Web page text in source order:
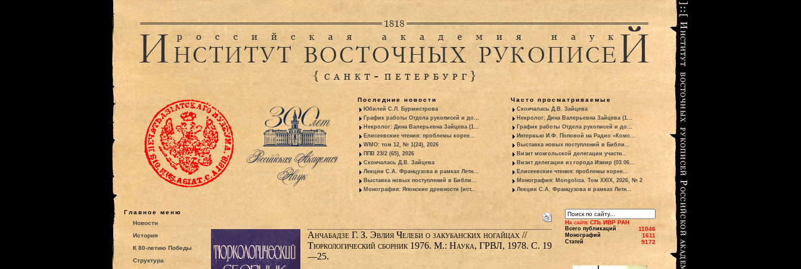
Последние новости
Юбилей С.Л. Бурмистрова
График работы Отдела рукописей и до...
Некролог: Дина Валерьевна Зайцева (1...
Елисеевские чтения: проблемы корее...
WMO: том 12, № 1(24), 2026
ППВ 23/2 (65), 2026
Скончалась Д.В. Зайцева
Лекции С.А. Французова в рамках Летн...
Выставка новых поступлений в Библи...
Монография: Японские древности (ист...
Часто просматриваемые
Скончалась Д.В. Зайцева
Некролог: Дина Валерьевна Зайцева (1...
График работы Отдела рукописей и до...
Интервью И.Ф. Поповой на Радио «Комс...
Выставка новых поступлений в Библи...
Визит монгольской делегации участн...
Визит делегации из города Измир (03.06...
Елисеевские чтения: проблемы корее...
Монография: Mongolica. Том XXIX, 2026, № 2
Лекции С.А. Французова в рамках Летн...
Главное меню
Новости
История
К 80-летию Победы
Структура
Анчабадзе Г. З. Эвлия Челеби о закубанских ногайцах //
Тюркологический сборник 1976. М.: Наука, ГРВЛ, 1978. С. 19
—25.
На сайте СПб ИВР РАН
Всего публикаций 11046
Монографий 1611
Статей 9172